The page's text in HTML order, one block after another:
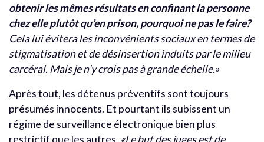
obtenir les mêmes résultats en confinant la personne
chez elle plutôt qu’en prison, pourquoi ne pas le faire?
Cela lui évitera les inconvénients sociaux en termes de
stigmatisation et de désinsertion induits par le milieu
carcéral. Mais je n’y crois pas à grande échelle.»
Après tout, les détenus préventifs sont toujours
présumés innocents. Et pourtant ils subissent un
régime de surveillance électronique bien plus
restrictif que les autres. «Le but des juges est de